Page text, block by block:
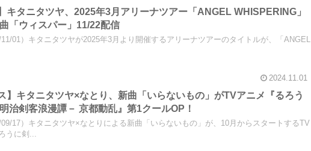
キタニタツヤ、2025年3月アリーナツアー「ANGEL WHISPERING」
「ウィスパー」11/22配信
11/01）キタニタツヤが2025年3月より開催するアリーナツアーのタイトルが、「ANGEL
2024.11.01
】キタニタツヤ×なとり、新曲「いらないもの」がTVアニメ『るろう
治剣客浪漫譚－ 京都動乱』第1クールOP！
09/17）キタニタツヤ×なとりによる新曲「いらないもの」が、10月からスタートするTV
うに剣...